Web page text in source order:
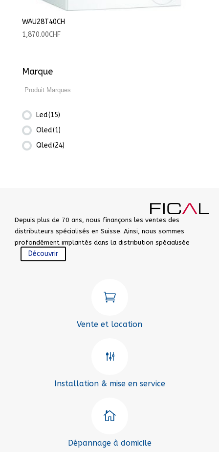
WAU28T40CH
1,870.00CHF
Marque
Led(15)
Oled(1)
Qled(24)
Depuis plus de 70 ans, nous finançons les ventes des
distributeurs spécialisés en Suisse. Ainsi, nous sommes
profondément implantés dans la distribution spécialisée
Découvrir

Vente et location
g
Installation & mise en service

Dépannage à domicile